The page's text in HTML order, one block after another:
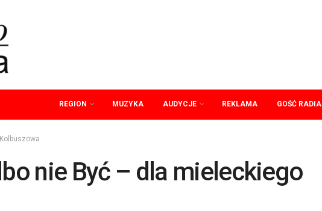
REGION MUZYKA AUDYCJE REKLAMA GOŚĆ RADIA
nie Być – dla mieleckiego